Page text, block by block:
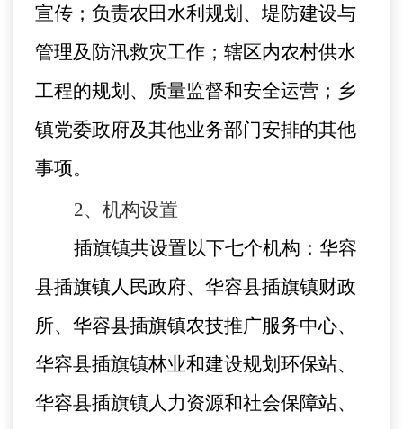
宣传；负责农田水利规划、堤防建设与
管理及防汛救灾工作；辖区内农村供水
工程的规划、质量监督和安全运营；乡
镇党委政府及其他业务部门安排的其他
事项。
2、机构设置
插旗镇共设置以下七个机构：华容
县插旗镇人民政府、华容县插旗镇财政
所、华容县插旗镇农技推广服务中心、
华容县插旗镇林业和建设规划环保站、
华容县插旗镇人力资源和社会保障站、